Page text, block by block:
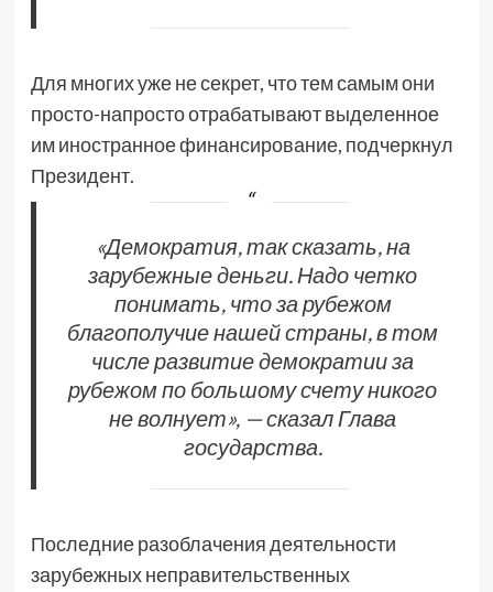
Для многих уже не секрет, что тем самым они
просто-напросто отрабатывают выделенное
им иностранное финансирование, подчеркнул
Президент.
«Демократия, так сказать, на
зарубежные деньги. Надо четко
понимать, что за рубежом
благополучие нашей страны, в том
числе развитие демократии за
рубежом по большому счету никого
не волнует», — сказал Глава
государства.
Последние разоблачения деятельности
зарубежных неправительственных